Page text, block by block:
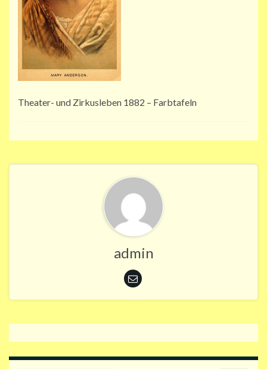
Theater- und Zirkusleben 1882 – Farbtafeln
admin